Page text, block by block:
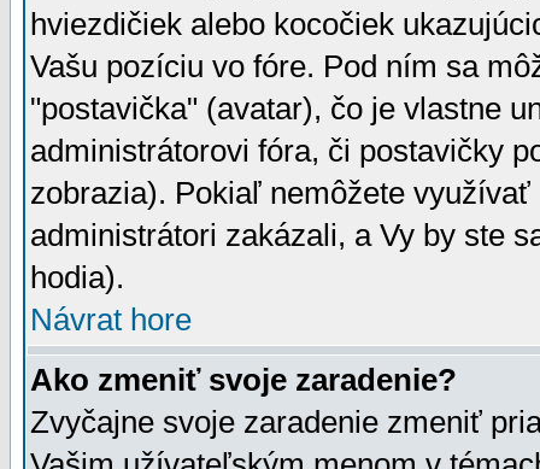
hviezdičiek alebo kocočiek
Vašu pozíciu vo fóre. Pod ním sa
"postavička" (avatar), čo je vlastne
administrátorovi fóra, či postavičky
zobrazia). Pokiaľ nemôžete
administrátori zakázali, a Vy by ste
hodia).
Návrat hore
Ako zmeniť svoje zaradenie?
Zvyčajne svoje zaradenie zmeniť